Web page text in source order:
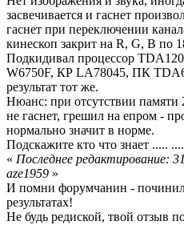
засвечивается и гаснет
гаснет при переключении
кинескоп закрит на R, G, B по
Подкидивал процессор
W6750F, КР LA78045, ПК
результат тот же.
Нюанс: при отсутствии памяти
не гаснет, грешил на епром -
нормально значит в норме.
Подскажите кто что знает .....
« Последнее редактирование:
aze1959 »
И помни форумчанин -
результатах!
Не будь редиской, твой отзыв